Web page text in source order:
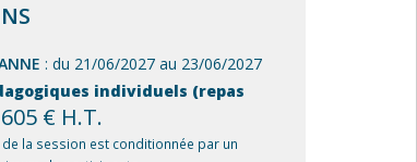
: du 21/06/2027 au 23/06/2027
individuels (repas
€ H.T.
de la session est conditionnée par un